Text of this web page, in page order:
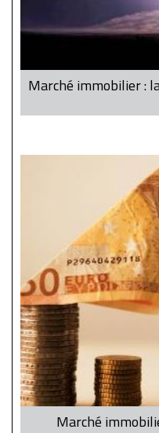
Marché immobilier :
Marché